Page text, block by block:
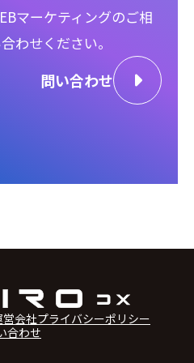
マーケティングのご相
わせください。
問い合わせ
営会社プライバシーポリシー
合わせ